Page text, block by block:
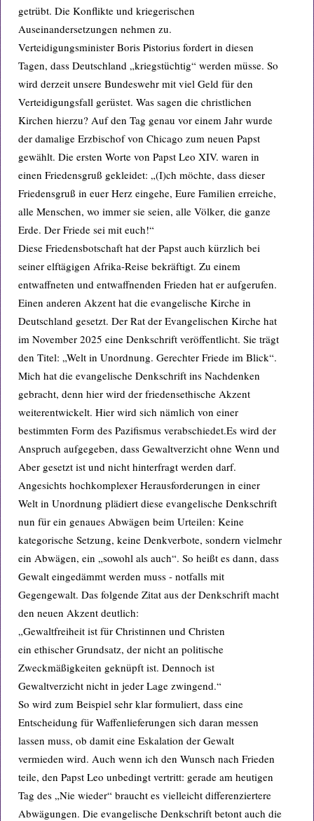
getrübt. Die Konflikte und kriegerischen
Auseinandersetzungen nehmen zu.
Verteidigungsminister Boris Pistorius fordert in diesen
Tagen, dass Deutschland „kriegstüchtig“ werden müsse. So
wird derzeit unsere Bundeswehr mit viel Geld für den
Verteidigungsfall gerüstet. Was sagen die christlichen
Kirchen hierzu? Auf den Tag genau vor einem Jahr wurde
der damalige Erzbischof von Chicago zum neuen Papst
gewählt. Die ersten Worte von Papst Leo XIV. waren in
einen Friedensgruß gekleidet: „(I)ch möchte, dass dieser
Friedensgruß in euer Herz eingehe, Eure Familien erreiche,
alle Menschen, wo immer sie seien, alle Völker, die ganze
Erde. Der Friede sei mit euch!“
Diese Friedensbotschaft hat der Papst auch kürzlich bei
seiner elftägigen Afrika-Reise bekräftigt. Zu einem
entwaffneten und entwaffnenden Frieden hat er aufgerufen.
Einen anderen Akzent hat die evangelische Kirche in
Deutschland gesetzt. Der Rat der Evangelischen Kirche hat
im November 2025 eine Denkschrift veröffentlicht. Sie trägt
den Titel: „Welt in Unordnung. Gerechter Friede im Blick“.
Mich hat die evangelische Denkschrift ins Nachdenken
gebracht, denn hier wird der friedensethische Akzent
weiterentwickelt. Hier wird sich nämlich von einer
bestimmten Form des Pazifismus verabschiedet.Es wird der
Anspruch aufgegeben, dass Gewaltverzicht ohne Wenn und
Aber gesetzt ist und nicht hinterfragt werden darf.
Angesichts hochkomplexer Herausforderungen in einer
Welt in Unordnung plädiert diese evangelische Denkschrift
nun für ein genaues Abwägen beim Urteilen: Keine
kategorische Setzung, keine Denkverbote, sondern vielmehr
ein Abwägen, ein „sowohl als auch“. So heißt es dann, dass
Gewalt eingedämmt werden muss - notfalls mit
Gegengewalt. Das folgende Zitat aus der Denkschrift macht
den neuen Akzent deutlich:
„Gewaltfreiheit ist für Christinnen und Christen
ein ethischer Grundsatz, der nicht an politische
Zweckmäßigkeiten geknüpft ist. Dennoch ist
Gewaltverzicht nicht in jeder Lage zwingend.“
So wird zum Beispiel sehr klar formuliert, dass eine
Entscheidung für Waffenlieferungen sich daran mes­sen
lassen muss, ob damit eine Eskalation der Gewalt
vermieden wird. Auch wenn ich den Wunsch nach Frieden
teile, den Papst Leo unbedingt vertritt: gerade am heutigen
Tag des „Nie wieder“ braucht es vielleicht differenziertere
Abwägungen. Die evangelische Denkschrift betont auch die